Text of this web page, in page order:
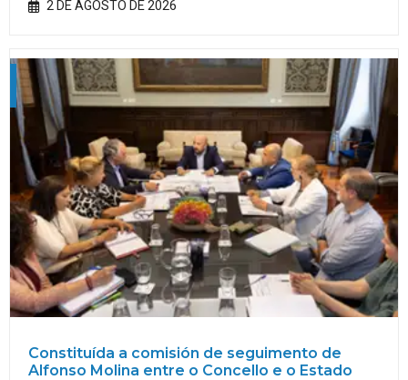
2 DE AGOSTO DE 2026
Constituída a comisión de seguimento de
Alfonso Molina entre o Concello e o Estado